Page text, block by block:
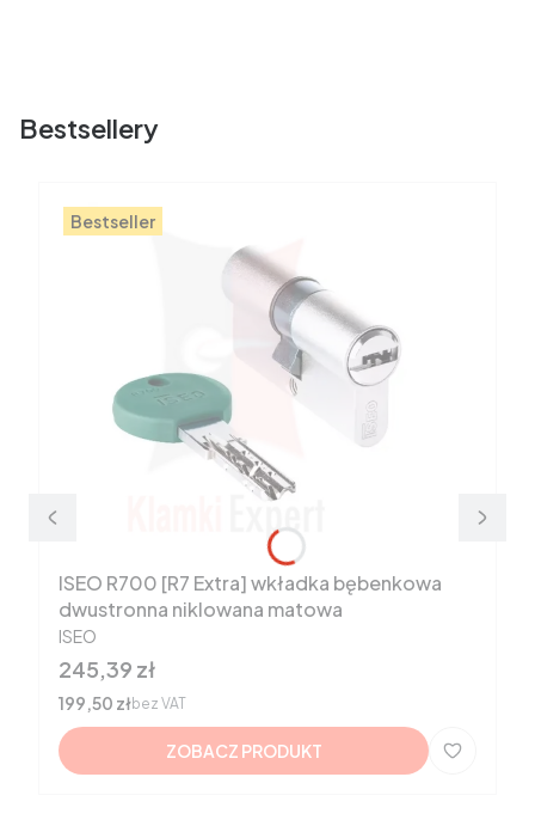
Bestsellery
Bestseller
ISEO R700 [R7 Extra] wkładka bębenkowa
dwustronna niklowana matowa
PRODUCENT
ISEO
Cena
245,39 zł
Cena
199,50 złbez VAT
ZOBACZ PRODUKT